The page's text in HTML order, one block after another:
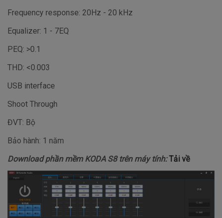
Frequency response: 20Hz - 20 kHz
Equalizer: 1 - 7EQ
PEQ: >0.1
THD: <0.003
USB interface
Shoot Through
ĐVT: Bộ
Bảo hành: 1 năm
Download phần mềm KODA S8 trên máy tính: Tải về